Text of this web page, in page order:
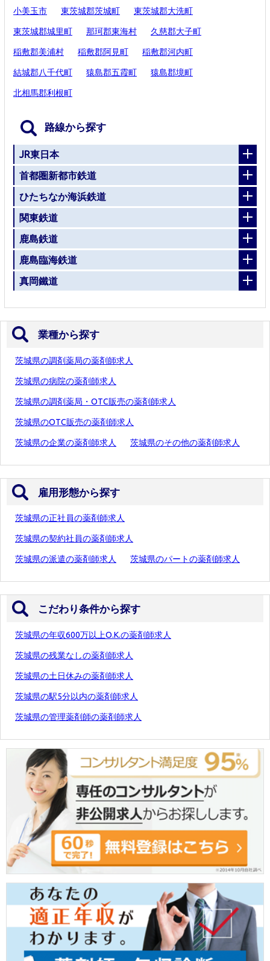
小美玉市 東茨城郡茨城町 東茨城郡大洗町
東茨城郡城里町 那珂郡東海村 久慈郡大子町
稲敷郡美浦村 稲敷郡阿見町 稲敷郡河内町
結城郡八千代町 猿島郡五霞町 猿島郡境町
北相馬郡利根町
路線から探す
JR東日本
首都圏新都市鉄道
ひたちなか海浜鉄道
関東鉄道
鹿島鉄道
鹿島臨海鉄道
真岡鐵道
業種から探す
茨城県の調剤薬局の薬剤師求人
茨城県の病院の薬剤師求人
茨城県の調剤薬局・OTC販売の薬剤師求人
茨城県のOTC販売の薬剤師求人
茨城県の企業の薬剤師求人 茨城県のその他の薬剤師求人
雇用形態から探す
茨城県の正社員の薬剤師求人
茨城県の契約社員の薬剤師求人
茨城県の派遣の薬剤師求人 茨城県のパートの薬剤師求人
こだわり条件から探す
茨城県の年収600万以上O.K.の薬剤師求人
茨城県の残業なしの薬剤師求人
茨城県の土日休みの薬剤師求人
茨城県の駅5分以内の薬剤師求人
茨城県の管理薬剤師の薬剤師求人